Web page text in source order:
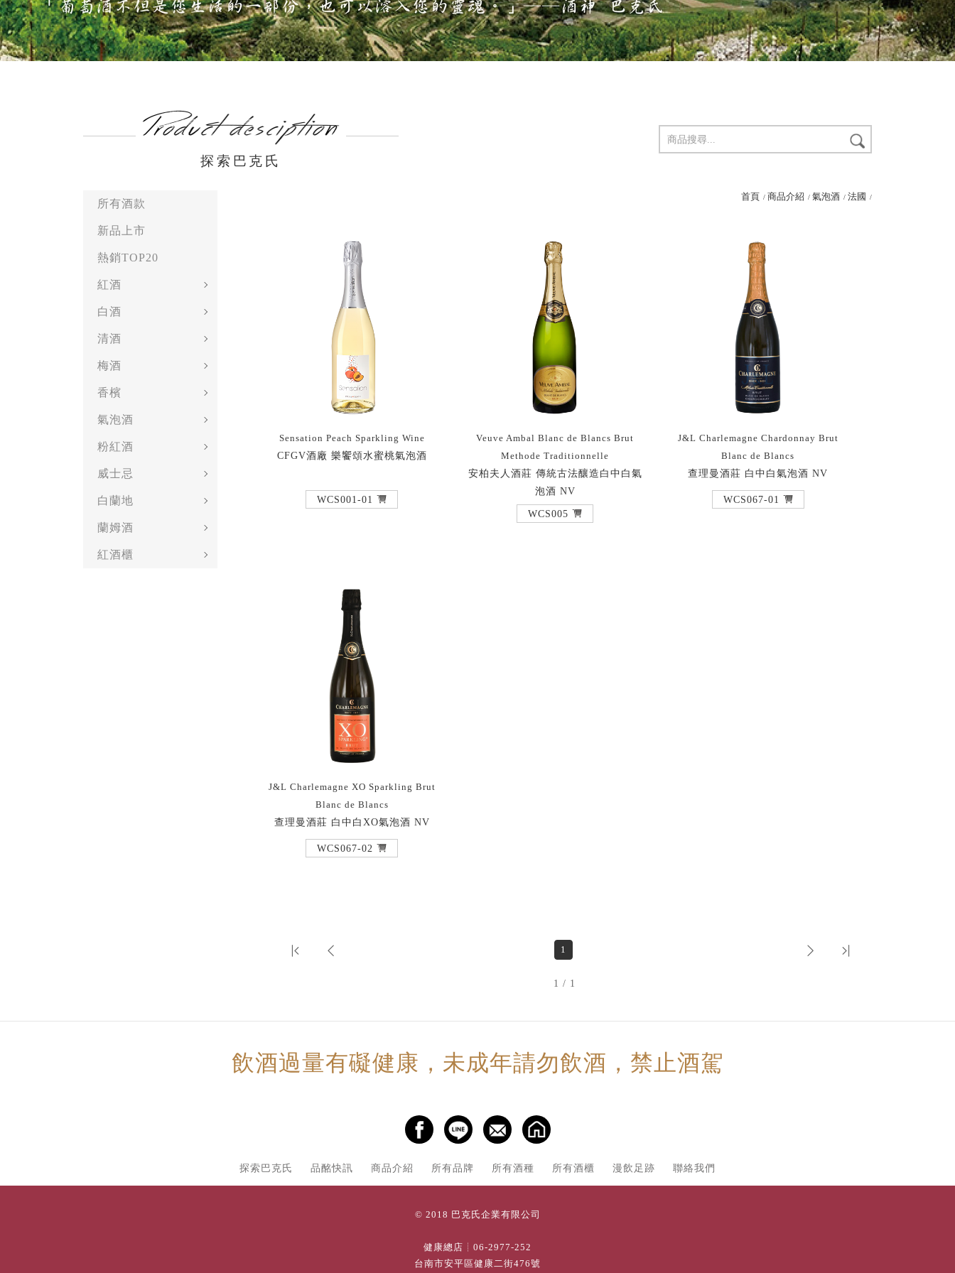
探索巴克氏
所有酒款
新品上市
熱銷TOP20
紅酒
白酒
清酒
梅酒
香檳
氣泡酒
粉紅酒
威士忌
白蘭地
蘭姆酒
紅酒櫃
首頁 商品介紹 氣泡酒 法國
Sensation Peach Sparkling Wine
CFGV酒廠 樂饗頌水蜜桃氣泡酒
WCS001-01
Veuve Ambal Blanc de Blancs Brut
Methode Traditionnelle
安柏夫人酒莊 傳統古法釀造白中白氣
泡酒 NV
WCS005
J&L Charlemagne Chardonnay Brut
Blanc de Blancs
查理曼酒莊 白中白氣泡酒 NV
WCS067-01
J&L Charlemagne XO Sparkling Brut
Blanc de Blancs
查理曼酒莊 白中白XO氣泡酒 NV
WCS067-02
1
1 / 1
飲酒過量有礙健康，未成年請勿飲酒，禁止酒駕
探索巴克氏 品酩快訊 商品介紹 所有品牌 所有酒種 所有酒櫃 漫飲足跡 聯絡我們
© 2018 巴克氏企業有限公司
健康總店┊ 06-2977-252
台南市安平區健康二街476號